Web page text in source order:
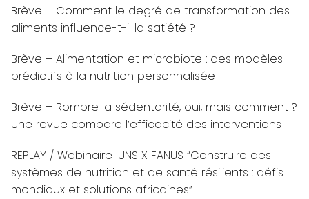
Brève – Comment le degré de transformation des
aliments influence-t-il la satiété ?
Brève – Alimentation et microbiote : des modèles
prédictifs à la nutrition personnalisée
Brève – Rompre la sédentarité, oui, mais comment ?
Une revue compare l’efficacité des interventions
REPLAY / Webinaire IUNS X FANUS “Construire des
systèmes de nutrition et de santé résilients : défis
mondiaux et solutions africaines”